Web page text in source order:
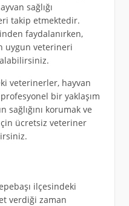
sağlığı
takip etmektedir.
faydalanırken,
uygun veterineri
veterinerler, hayvan
bir yaklaşım
sağlığını korumak ve
ücretsiz veteriner
ilçesindeki
verdiği zaman